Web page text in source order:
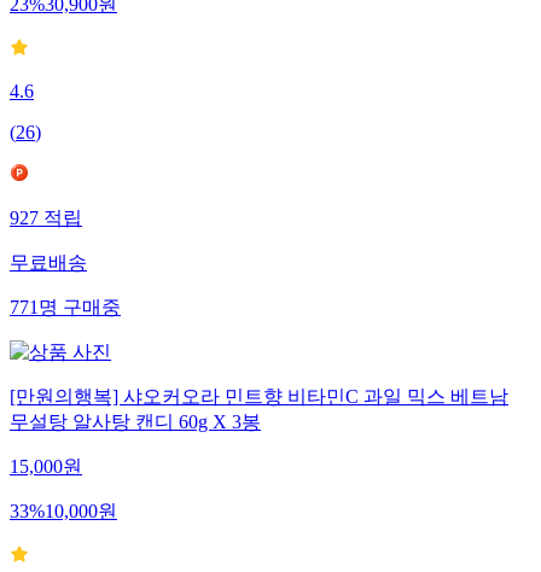
23%30,900원
4.6
(26)
927적립
무료배송
771명구매중
[만원의행복] 샤오커오라 민트향 비타민C 과일 믹스 베트남
무설탕 알사탕 캔디 60g X 3봉
15,000원
33%10,000원